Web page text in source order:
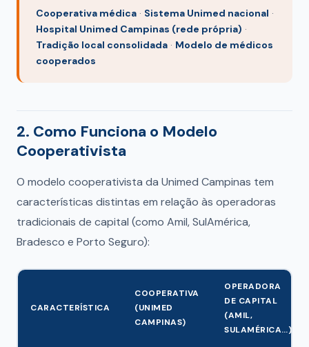
Cooperativa médica · Sistema Unimed nacional ·
Hospital Unimed Campinas (rede própria) ·
Tradição local consolidada · Modelo de médicos
cooperados
2. Como Funciona o Modelo
Cooperativista
O modelo cooperativista da Unimed Campinas tem
características distintas em relação às operadoras
tradicionais de capital (como Amil, SulAmérica,
Bradesco e Porto Seguro):
CARACTERÍSTICA
COOPERATIVA
(UNIMED
CAMPINAS)
OPERADORA
DE CAPITAL
(AMIL,
SULAMÉRICA…)